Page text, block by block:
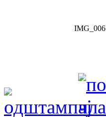
IMG_006